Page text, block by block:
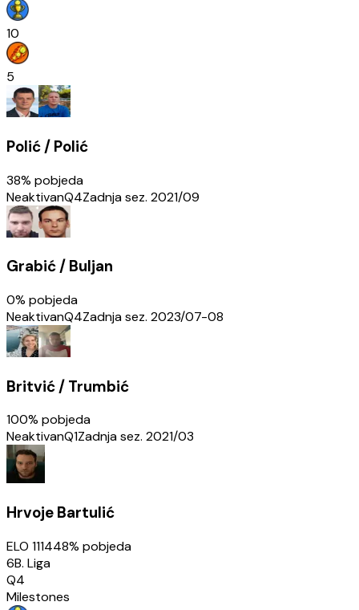
10
5
Polić / Polić
38% pobjeda
NeaktivanQ4Zadnja sez. 2021/09
Grabić / Buljan
0% pobjeda
NeaktivanQ4Zadnja sez. 2023/07-08
Britvić / Trumbić
100% pobjeda
NeaktivanQ1Zadnja sez. 2021/03
Hrvoje Bartulić
ELO 111448% pobjeda
6B. Liga
Q4
Milestones